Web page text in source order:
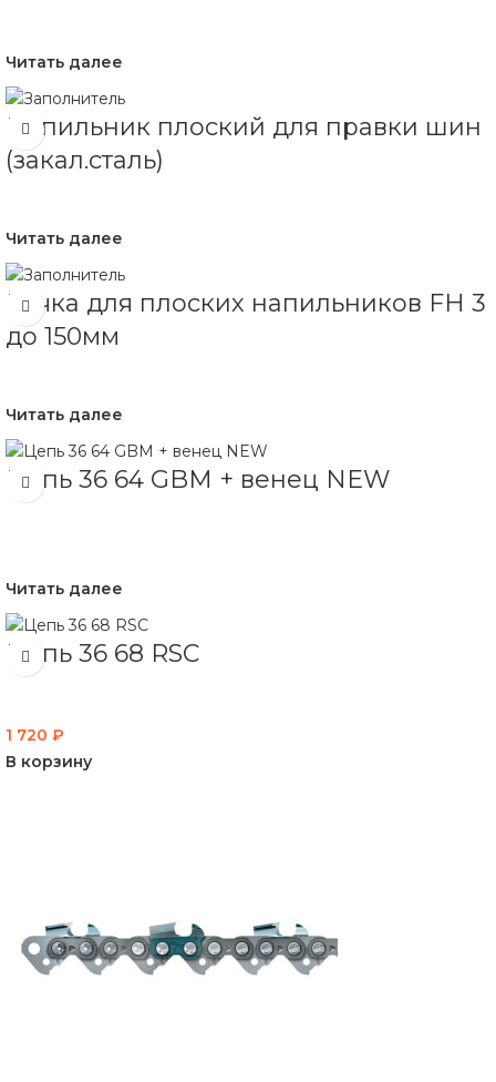
Читать далее
Напильник плоский для правки шин
(закал.сталь)
Читать далее
Ручка для плоских напильников FH 3
до 150мм
Читать далее
Цепь 36 64 GBM + венец NEW
Читать далее
Цепь 36 68 RSC
1 720 ₽
В корзину